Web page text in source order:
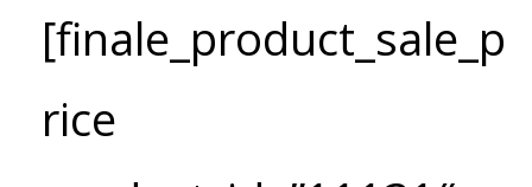
[finale_product_sale_p
rice